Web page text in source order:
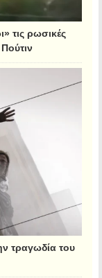
τις ρωσικές
τραγωδία του